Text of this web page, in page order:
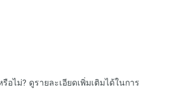
ไม่? ดูรายละเอียดเพิ่มเติมได้ในการ